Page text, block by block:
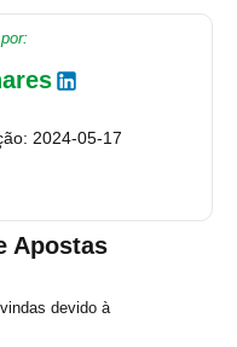
2024-05-17
Apostas
devido à